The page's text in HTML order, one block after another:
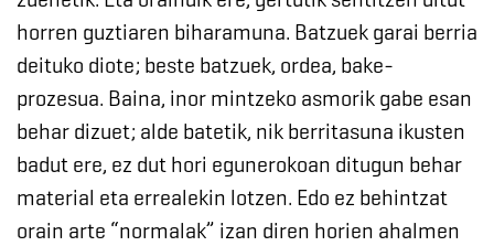
horren guztiaren biharamuna. Batzuek garai berria
deituko diote; beste batzuek, ordea, bake-
prozesua. Baina, inor mintzeko asmorik gabe esan
behar dizuet; alde batetik, nik berritasuna ikusten
badut ere, ez dut hori egunerokoan ditugun behar
material eta errealekin lotzen. Edo ez behintzat
orain arte “normalak” izan diren horien ahalmen